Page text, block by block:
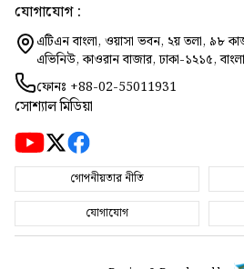
যোগাযোগ :
এটিএন বাংলা, ওয়াসা ভবন, ২য় তলা, ৯৮
এভিনিউ, কাওরান বাজার, ঢাকা-১২১৫,
ফোনঃ +88-02-55011931
সোশ্যাল মিডিয়া
গোপনীয়তার নীতি
যোগাযোগ